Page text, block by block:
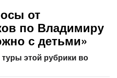
от
по Владимиру
с детьми»
этой рубрики во